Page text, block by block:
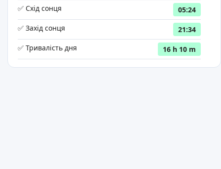
✅ Схід сонця
05:24
✅ Захід сонця
21:34
✅ Тривалість дня
16 h 10 m